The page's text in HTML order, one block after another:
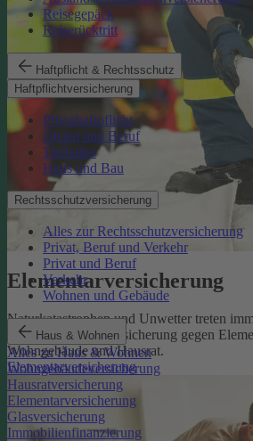
Reisegepäck
Reiserücktritt
Haftpflicht & Rechtsschutz
Haftpflichtversicherung
Privathaftpflicht
Dienst und Beruf
Tierhalter
Haus und Bau
Rechtsschutzversicherung
Alles zur Rechtsschutzversicherung
Privat, Beruf und Verkehr
Privat und Beruf
Verkehr
Wohnen und Gebäude
Haus & Wohnen
Alles zu Haus & Wohnen
Wohngebäudeversicherung
Hausratversicherung
Elementarversicherung
Glasversicherung
Immobilienfinanzierung
Elementarversicherung
Naturkatastrophen und Unwetter treten
eine zuverlässige Absicherung gegen
Wohngebäude und Hausrat.
Elementarversicherung